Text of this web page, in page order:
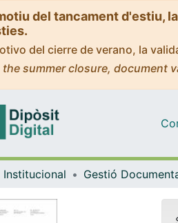
del tancament d'estiu,
del cierre de verano, la
the summer closure, document
Institucional